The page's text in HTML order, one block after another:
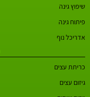
שיפוץ גינה
פיתוח גינה
אדריכל נוף
כריתת עצים
גיזום עצים